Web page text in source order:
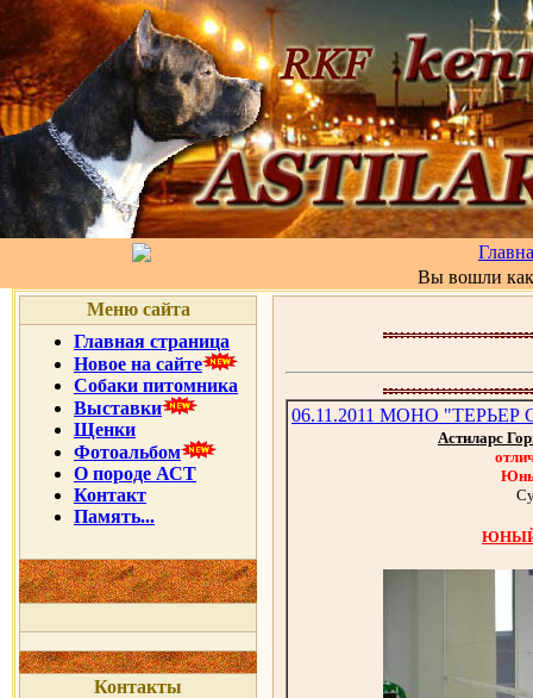
Вы вошли
Меню сайта
Главная страница
Новое на сайте
Собаки питомника
Выставки
Щенки
Фотоальбом
О породе АСТ
Контакт
Память...
Контакты
06.11.2011 МОНО "ТЕРЬЕР
Астиларс
ЮНЫЙ